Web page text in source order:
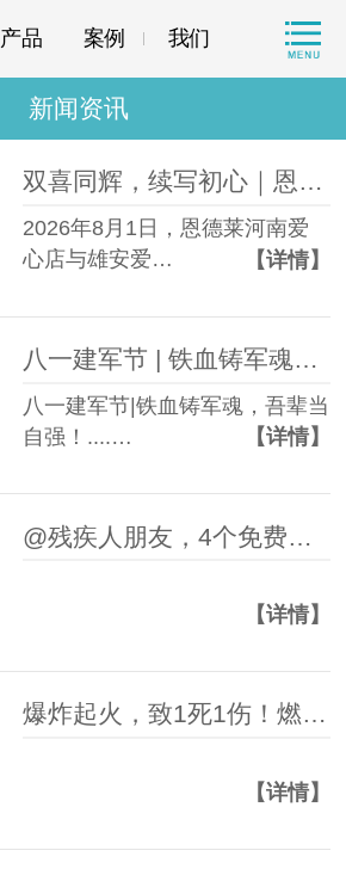
产品 案例 我们
新闻资讯
双喜同辉，续写初心｜恩德莱河南及雄安爱心店共庆周年，再启新程
2026年8月1日，恩德莱河南爱
心店与雄安爱…
【详情】
八一建军节 | 铁血铸军魂，吾辈当自强！
八一建军节|铁血铸军魂，吾辈当
自强！....…
【详情】
【详情】
爆炸起火，致1死1伤！燃气安全提示→
【详情】